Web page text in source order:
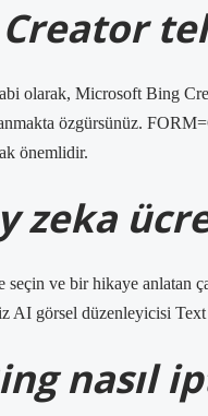
olarak, Microsoft Bing
özgürsünüz.
önemlidir.
zeka
seçin ve bir hikaye anlatan
AI görsel düzenleyicisi
nasıl